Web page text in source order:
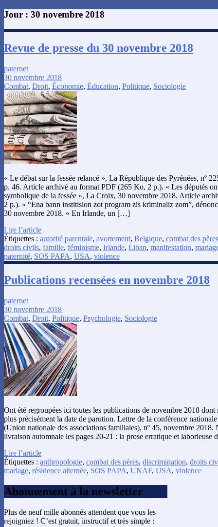
Jour : 30 novembre 2018
Revue de presse du 30 novembre 2018
paternet
30 novembre 2018
Combat, Droit, Économie, Éducation, Politique, Sociologie
« Le débat sur la fessée relancé », La République des Pyrénées, nº
p. 46. Article archivé au format PDF (265 Ko, 2 p.). « Les députés
symbolique de la fessée », La Croix, 30 novembre 2018. Article
2 p.). « “Ena bann institision zot program zis kriminaliz zom”,
30 novembre 2018. « En Irlande, un […]
Lire l’article
Étiquettes : autorité parentale, avortement, Belgique, combat des pères
droits civils, famille, féminisme, Irlande, Liban, manifestation,
paternité, SOS PAPA, USA, violence
Publications recensées en novembre 2018
paternet
30 novembre 2018
Combat, Droit, Politique, Psychologie, Sociologie
Ont été regroupées ici toutes les publications de novembre 2018 dont
plus précisément la date de parution. Lettre de la conférence
(Union nationale des associations familiales), nº 45, novembre 2018.
livraison automnale les pages 20-21 : la prose erratique et laborieuse
Lire l’article
Étiquettes : anthropologie, combat des pères, discrimination, droits
mariage, résidence alternée, SOS PAPA, UNAF, USA, violence
Abonnement à la newsletter
Plus de neuf mille abonnés attendent que vous les
rejoigniez ! C’est gratuit, instructif et très simple :